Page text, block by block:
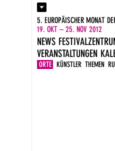
Kontakt
Presse
Impressum
DE
EN
5. EUROPÄISCHER MONAT
19. OKT – 25. NOV 2012
NEWS
ORTE KÜNSTLER THEMEN
VERANSTALTUNGEN